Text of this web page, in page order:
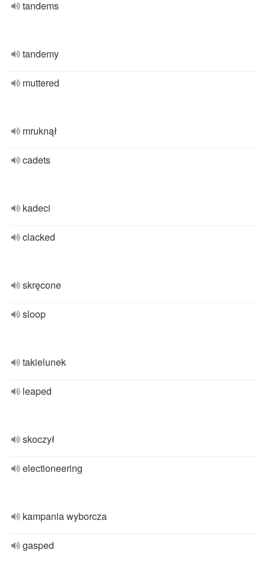
tandems
tandemy
muttered
mruknął
cadets
kadeci
clacked
skręcone
sloop
takielunek
leaped
skoczył
electioneering
kampania wyborcza
gasped